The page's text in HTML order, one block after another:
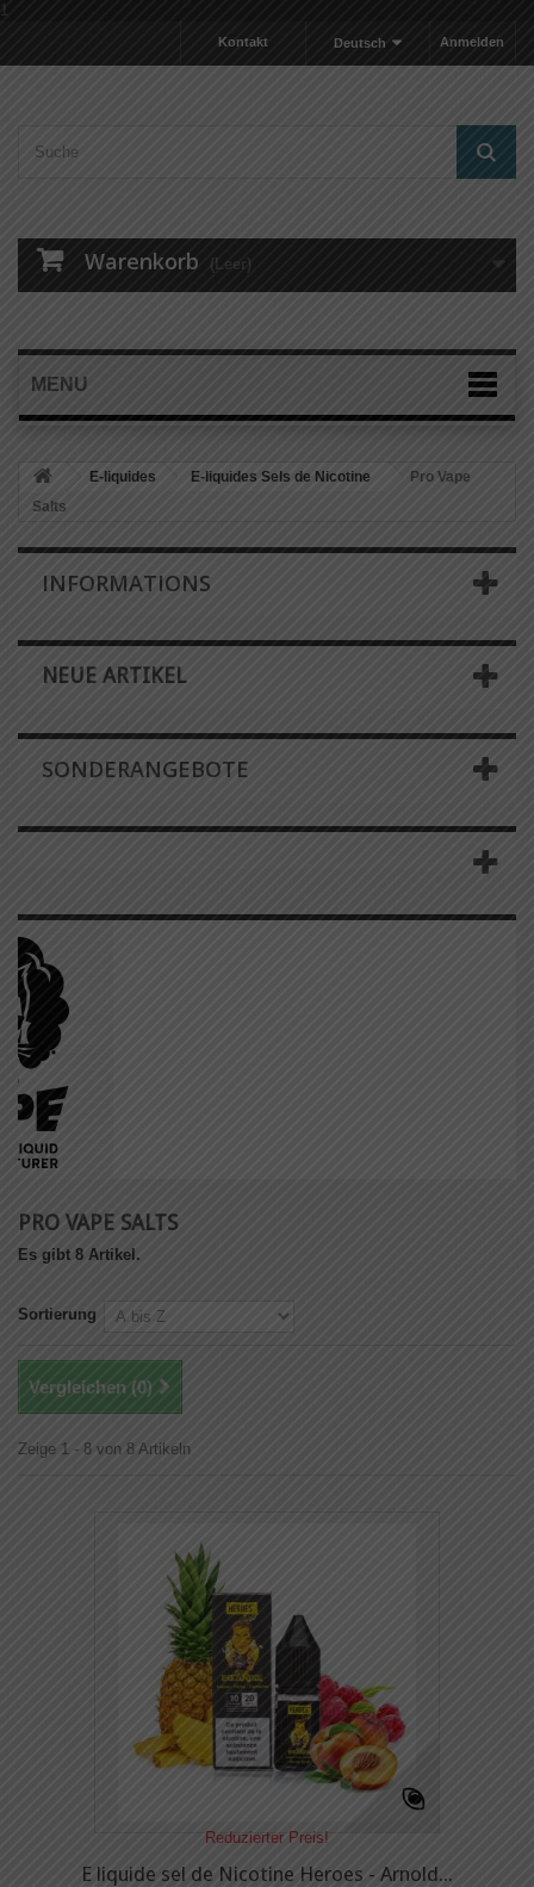
1
Anmelden
Deutsch
Kontakt
Warenkorb (Leer)
MENU
E-liquides E-liquides Sels de Nicotine
Pro Vape
Salts
INFORMATIONS
NEUE ARTIKEL
SONDERANGEBOTE
PRO VAPE SALTS
Es gibt 8 Artikel.
Sortierung
Vergleichen (0)
Zeige 1 - 8 von 8 Artikeln
Reduzierter Preis!
E liquide sel de Nicotine Heroes - Arnold...